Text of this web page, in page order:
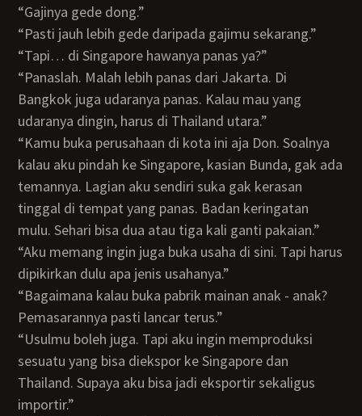
“Gajinya gede dong.”
“Pasti jauh lebih gede daripada gajimu sekarang.”
“Tapi… di Singapore hawanya panas ya?”
“Panaslah. Malah lebih panas dari Jakarta. Di
Bangkok juga udaranya panas. Kalau mau yang
udaranya dingin, harus di Thailand utara.”
“Kamu buka perusahaan di kota ini aja Don. Soalnya
kalau aku pindah ke Singapore, kasian Bunda, gak ada
temannya. Lagian aku sendiri suka gak kerasan
tinggal di tempat yang panas. Badan keringatan
mulu. Sehari bisa dua atau tiga kali ganti pakaian.”
“Aku memang ingin juga buka usaha di sini. Tapi harus
dipikirkan dulu apa jenis usahanya.”
“Bagaimana kalau buka pabrik mainan anak - anak?
Pemasarannya pasti lancar terus.”
“Usulmu boleh juga. Tapi aku ingin memproduksi
sesuatu yang bisa diekspor ke Singapore dan
Thailand. Supaya aku bisa jadi eksportir sekaligus
importir.”